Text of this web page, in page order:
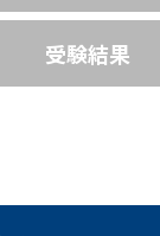
受験結果